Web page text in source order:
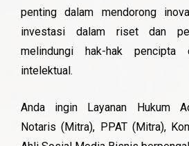
penting dalam mendorong
investasi dalam riset dan
melindungi hak-hak
intelektual.
Anda ingin Layanan Hukum
Notaris (Mitra), PPAT (Mitra),